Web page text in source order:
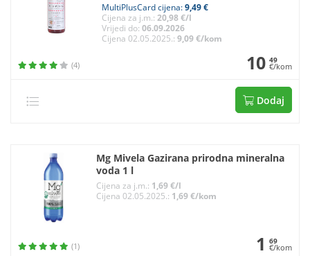
MultiPlusCard cijena:9,49 €
Cijena za j.m.:20,98 €/l
Vrijedi do:06.09.2026
Cijena 02.05.2025.:9,09 €/kom
(4) 10 49
€/kom
Dodaj
Mg Mivela Gazirana prirodna mineralna
voda 1 l
Cijena za j.m.: 1,69 €/l
Cijena 02.05.2025.: 1,69 €/kom
(1) 1 69
€/kom